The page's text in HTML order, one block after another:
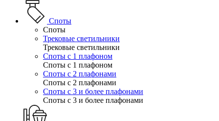
Споты
Споты
Трековые светильники
Трековые светильники
Споты с 1 плафоном
Споты с 1 плафоном
Споты с 2 плафонами
Споты с 2 плафонами
Споты с 3 и более плафонами
Споты с 3 и более плафонами